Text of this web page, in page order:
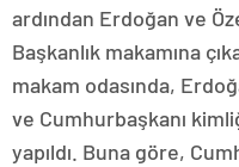
ardından Erdoğan ve
Başkanlık makamına
makam odasında,
ve Cumhurbaşkanı
yapıldı. Buna göre,